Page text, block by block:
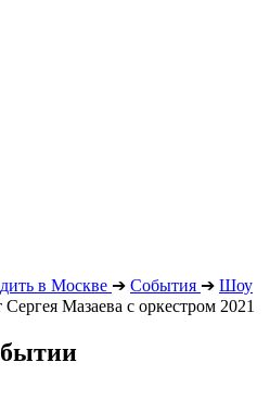
в Москве ➔ События ➔ Шоу
Мазаева с оркестром 2021